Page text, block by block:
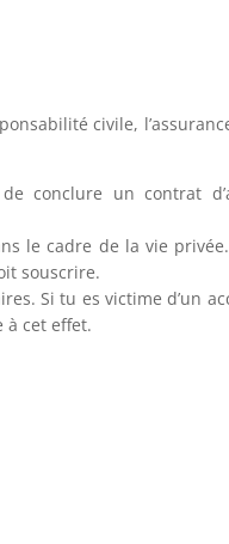
civile,
conclure un contrat
le cadre de la vie privée.
souscrire.
Si tu es victime d’un
à cet effet.